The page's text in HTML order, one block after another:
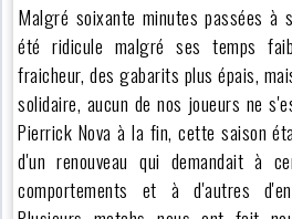
Malgré soixante minutes passées à
été ridicule malgré ses temps
fraicheur, des gabarits plus épais,
solidaire, aucun de nos joueurs ne
Pierrick Nova à la fin, cette saison
d'un renouveau qui demandait à
comportements et à d'autres